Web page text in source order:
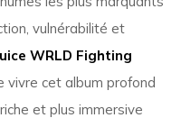
vulnérabilité et
WRLD Fighting
vivre cet album profond
et plus immersive